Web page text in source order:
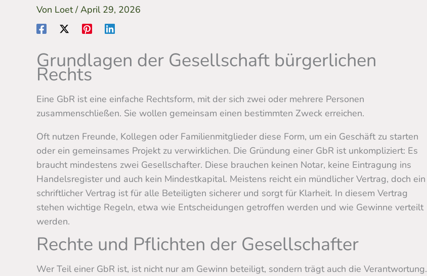
Von Loet/April 29, 2026
Grundlagen der Gesellschaft bürgerlichen
Rechts
Eine GbR ist eine einfache Rechtsform, mit der sich zwei oder mehrere Personen
zusammenschließen. Sie wollen gemeinsam einen bestimmten Zweck erreichen.
Oft nutzen Freunde, Kollegen oder Familienmitglieder diese Form, um ein Geschäft zu starten
oder ein gemeinsames Projekt zu verwirklichen. Die Gründung einer GbR ist unkompliziert: Es
braucht mindestens zwei Gesellschafter. Diese brauchen keinen Notar, keine Eintragung ins
Handelsregister und auch kein Mindestkapital. Meistens reicht ein mündlicher Vertrag, doch ein
schriftlicher Vertrag ist für alle Beteiligten sicherer und sorgt für Klarheit. In diesem Vertrag
stehen wichtige Regeln, etwa wie Entscheidungen getroffen werden und wie Gewinne verteilt
werden.
Rechte und Pflichten der Gesellschafter
Wer Teil einer GbR ist, ist nicht nur am Gewinn beteiligt, sondern trägt auch die Verantwortung.